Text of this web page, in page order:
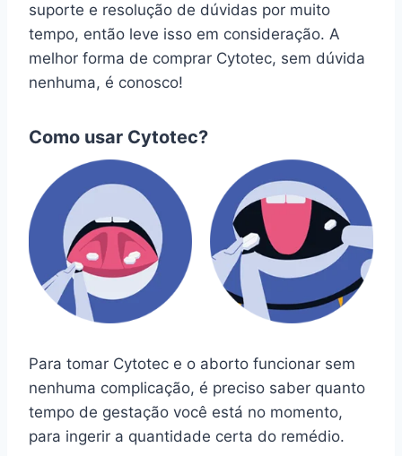
suporte e resolução de dúvidas por muito
tempo, então leve isso em consideração. A
melhor forma de comprar Cytotec, sem dúvida
nenhuma, é conosco!
Como usar Cytotec?
Para tomar Cytotec e o aborto funcionar sem
nenhuma complicação, é preciso saber quanto
tempo de gestação você está no momento,
para ingerir a quantidade certa do remédio.